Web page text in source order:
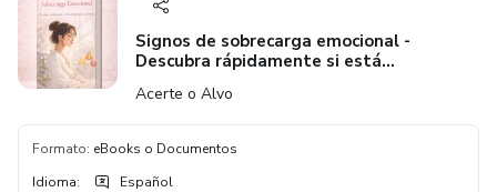
Signos de sobrecarga emocional -
Descubra rápidamente si está
Acerte o Alvo
Formato: eBooks o Documentos
Idioma: Español